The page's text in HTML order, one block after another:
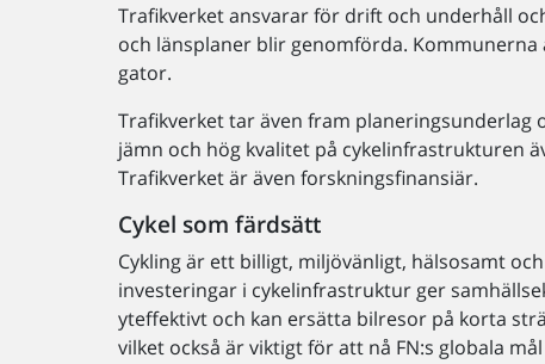
Trafikverket ansvarar för drift och underhåll
och länsplaner blir genomförda.
gator.
Trafikverket tar även fram
jämn och hög kvalitet på cykelinfrastrukturen
Trafikverket är även forskningsfinansiär.
Cykel som färdsätt
Cykling är ett billigt, miljövänligt, hälsosamt
investeringar i cykelinfrastruktur ger
yteffektivt och kan ersätta bilresor på korta
vilket också är viktigt för att nå FN:s globala